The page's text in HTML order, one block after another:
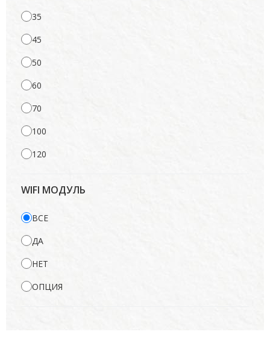
35
45
50
60
70
100
120
WIFI МОДУЛЬ
ВСЕ
ДА
НЕТ
ОПЦИЯ